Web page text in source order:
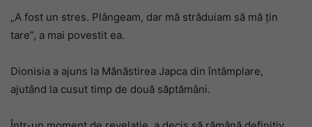
„A fost un stres. Plângeam, dar mă străduiam să mă țin
tare”, a mai povestit ea.
Dionisia a ajuns la Mănăstirea Japca din întâmplare,
ajutând la cusut timp de două săptămâni.